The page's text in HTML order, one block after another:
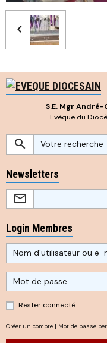
S.E. Mgr André-
Evêque du
Newsletters
Login Membres
Rester connecté
Créer un compte | Mot de passe